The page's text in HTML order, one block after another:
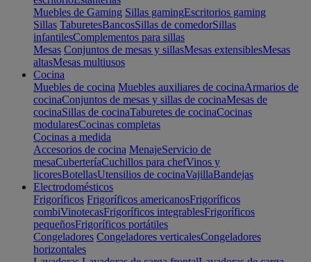
Muebles de Gaming Sillas gamingEscritorios gaming
Sillas TaburetesBancosSillas de comedorSillas
infantilesComplementos para sillas
Mesas Conjuntos de mesas y sillasMesas extensiblesMesas
altasMesas multiusos
Cocina
Muebles de cocina Muebles auxiliares de cocinaArmarios de
cocinaConjuntos de mesas y sillas de cocinaMesas de
cocinaSillas de cocinaTaburetes de cocinaCocinas
modularesCocinas completas
Cocinas a medida
Accesorios de cocina MenajeServicio de
mesaCuberteríaCuchillos para chefVinos y
licoresBotellasUtensilios de cocinaVajillaBandejas
Electrodomésticos
Frigoríficos Frigoríficos americanosFrigoríficos
combiVinotecasFrigoríficos integrablesFrigoríficos
pequeñosFrigoríficos portátiles
Congeladores Congeladores verticalesCongeladores
horizontales